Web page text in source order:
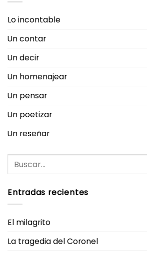
Lo incontable
Un contar
Un decir
Un homenajear
Un pensar
Un poetizar
Un reseñar
Entradas recientes
El milagrito
La tragedia del Coronel